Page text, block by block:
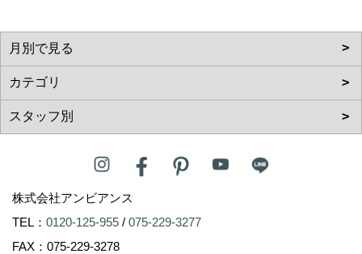
株式会社アンビアンス
TEL： 0120-125-955 / 075-229-3277
FAX：075-229-3278